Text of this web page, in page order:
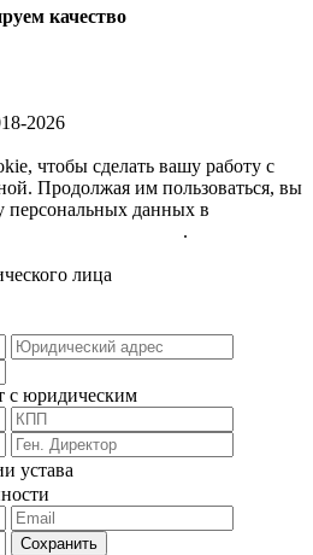
качество
2026
чтобы сделать вашу работу с
Продолжая им пользоваться, вы
персональных данных в
.
лица
с юридическим
устава